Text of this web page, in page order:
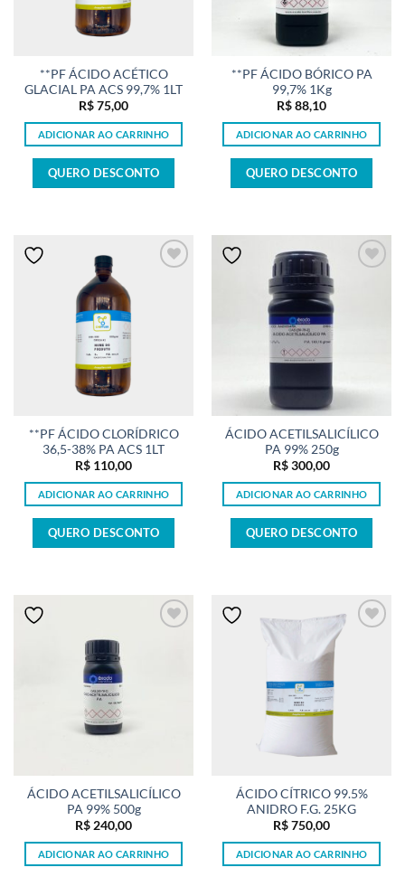
**PF ÁCIDO ACÉTICO
GLACIAL PA ACS 99,7% 1LT
R$75,00
ADICIONAR AO CARRINHO
QUERO DESCONTO
**PF ÁCIDO BÓRICO PA
99,7% 1Kg
R$88,10
ADICIONAR AO CARRINHO
QUERO DESCONTO
**PF ÁCIDO CLORÍDRICO
36,5-38% PA ACS 1LT
R$ 110,00
ADICIONAR AO CARRINHO
QUERO DESCONTO
ÁCIDO ACETILSALICÍLICO
PA 99% 250g
R$300,00
ADICIONAR AO CARRINHO
QUERO DESCONTO
ÁCIDO ACETILSALICÍLICO
PA 99% 500g
R$240,00
ADICIONAR AO CARRINHO
ÁCIDO CÍTRICO 99.5%
ANIDRO F.G. 25KG
R$750,00
ADICIONAR AO CARRINHO